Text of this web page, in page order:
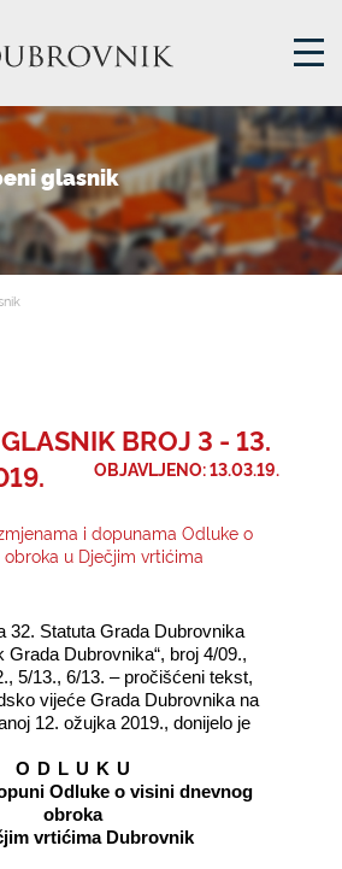
UPRAVA
SAMOUPRAVA
E-USLUGE
glasnik
BROJ 3 - 13.
OBJAVLJENO: 13.03.19.
i dopunama Odluke o
u Dječjim vrtićima
32. Statuta Grada Dubrovnika
Grada Dubrovnika“, broj 4/09.,
5/13., 6/13. – pročišćeni tekst,
vijeće Grada Dubrovnika na
12. ožujka 2019., donijelo je
O D L U K U
Odluke o visini dnevnog
obroka
vrtićima Dubrovnik